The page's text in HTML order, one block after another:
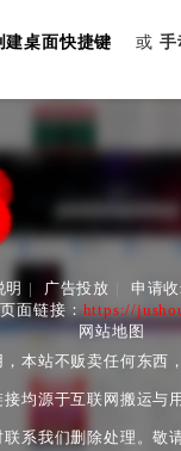
建桌面快捷键 或 手
明 | 广告投放 申请
面链接： https://
网站地图
本站不贩卖任何东
均源于互联网搬运
系我们删除处理。敬